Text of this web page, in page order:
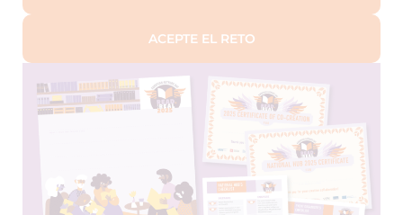
ACEPTE EL RETO